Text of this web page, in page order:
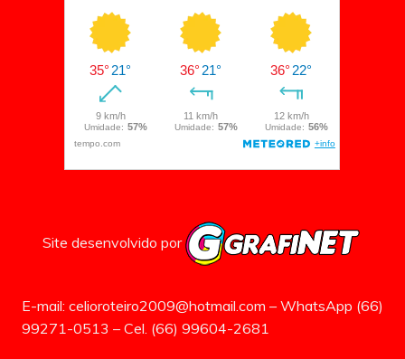
Site desenvolvido por
E-mail: celioroteiro2009@hotmail.com – WhatsApp (66)
99271-0513 – Cel. (66) 99604-2681